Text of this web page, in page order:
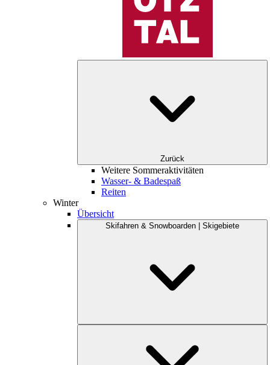
Zurück
Weitere Sommeraktivitäten
Wasser- & Badespaß
Reiten
Winter
Übersicht
Skifahren & Snowboarden | Skigebiete